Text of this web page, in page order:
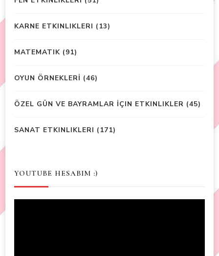
KARNE ETKINLIKLERI (13)
MATEMATIK (91)
OYUN ÖRNEKLERİ (46)
ÖZEL GÜN VE BAYRAMLAR İÇIN ETKINLIKLER (45)
SANAT ETKINLIKLERI (171)
YOUTUBE HESABIM :)